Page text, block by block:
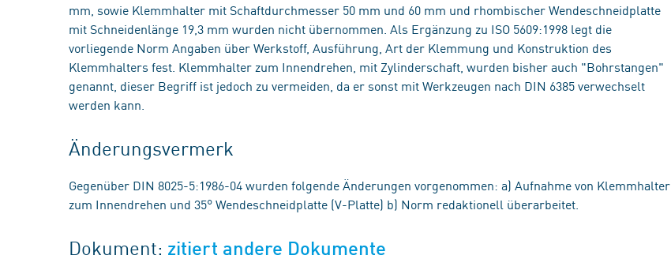
mm, sowie Klemmhalter mit Schaftdurchmesser 50 mm und 60 mm und rhombischer Wendeschneidplatte
mit Schneidenlänge 19,3 mm wurden nicht übernommen. Als Ergänzung zu ISO 5609:1998 legt die
vorliegende Norm Angaben über Werkstoff, Ausführung, Art der Klemmung und Konstruktion des
Klemmhalters fest. Klemmhalter zum Innendrehen, mit Zylinderschaft, wurden bisher auch "Bohrstangen"
genannt, dieser Begriff ist jedoch zu vermeiden, da er sonst mit Werkzeugen nach DIN 6385 verwechselt
werden kann.
Änderungsvermerk
Gegenüber DIN 8025-5:1986-04 wurden folgende Änderungen vorgenommen: a) Aufnahme von Klemmhalter
zum Innendrehen und 35° Wendeschneidplatte (V-Platte) b) Norm redaktionell überarbeitet.
Dokument: zitiert andere Dokumente